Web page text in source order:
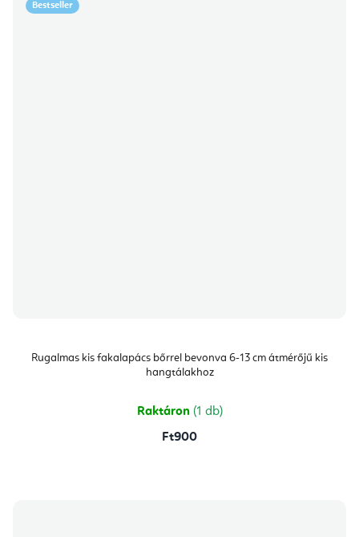
Bestseller
Rugalmas kis fakalapács bőrrel bevonva 6-13 cm átmérőjű kis
hangtálakhoz
Raktáron (1 db)
Ft900